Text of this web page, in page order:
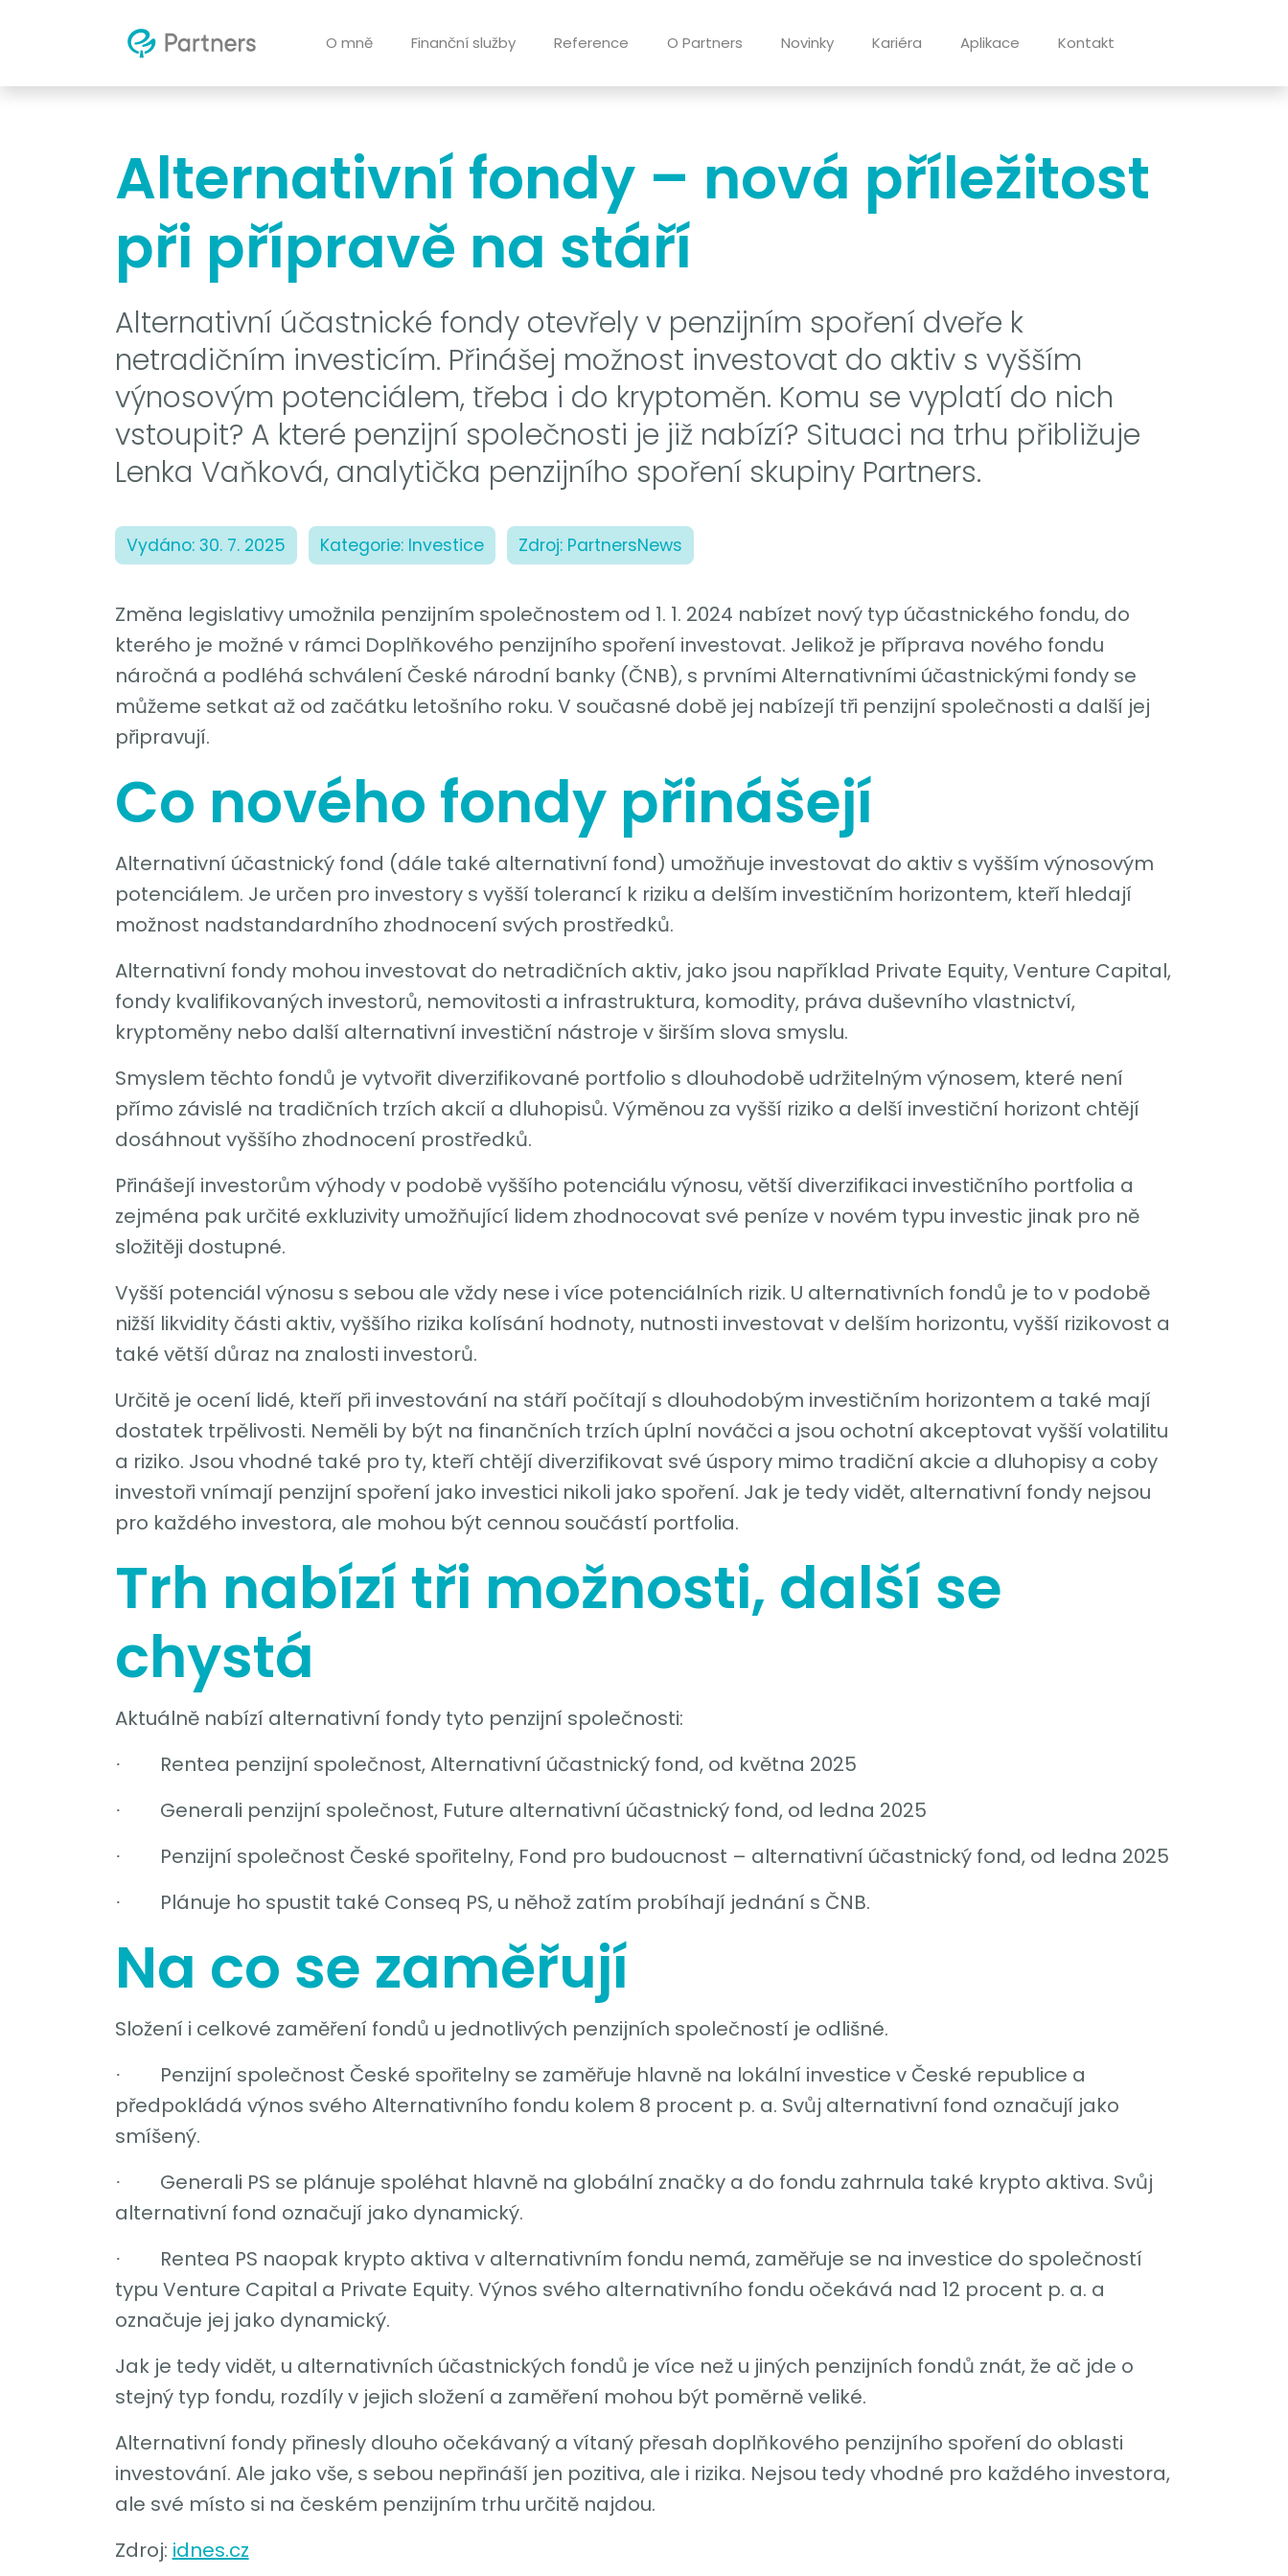
O mně Finanční služby Reference O Partners Novinky Kariéra Aplikace Kontakt
Alternativní fondy – nová příležitost
při přípravě na stáří
Alternativní účastnické fondy otevřely v penzijním spoření dveře k
netradičním investicím. Přinášej možnost investovat do aktiv s vyšším
výnosovým potenciálem, třeba i do kryptoměn. Komu se vyplatí do nich
vstoupit? A které penzijní společnosti je již nabízí? Situaci na trhu přibližuje
Lenka Vaňková, analytička penzijního spoření skupiny Partners.
Vydáno: 30. 7. 2025 Kategorie: Investice Zdroj: PartnersNews
Změna legislativy umožnila penzijním společnostem od 1. 1. 2024 nabízet nový typ účastnického fondu, do
kterého je možné v rámci Doplňkového penzijního spoření investovat. Jelikož je příprava nového fondu
náročná a podléhá schválení České národní banky (ČNB), s prvními Alternativními účastnickými fondy se
můžeme setkat až od začátku letošního roku. V současné době jej nabízejí tři penzijní společnosti a další jej
připravují.
Co nového fondy přinášejí
Alternativní účastnický fond (dále také alternativní fond) umožňuje investovat do aktiv s vyšším výnosovým
potenciálem. Je určen pro investory s vyšší tolerancí k riziku a delším investičním horizontem, kteří hledají
možnost nadstandardního zhodnocení svých prostředků.
Alternativní fondy mohou investovat do netradičních aktiv, jako jsou například Private Equity, Venture Capital,
fondy kvalifikovaných investorů, nemovitosti a infrastruktura, komodity, práva duševního vlastnictví,
kryptoměny nebo další alternativní investiční nástroje v širším slova smyslu.
Smyslem těchto fondů je vytvořit diverzifikované portfolio s dlouhodobě udržitelným výnosem, které není
přímo závislé na tradičních trzích akcií a dluhopisů. Výměnou za vyšší riziko a delší investiční horizont chtějí
dosáhnout vyššího zhodnocení prostředků.
Přinášejí investorům výhody v podobě vyššího potenciálu výnosu, větší diverzifikaci investičního portfolia a
zejména pak určité exkluzivity umožňující lidem zhodnocovat své peníze v novém typu investic jinak pro ně
složitěji dostupné.
Vyšší potenciál výnosu s sebou ale vždy nese i více potenciálních rizik. U alternativních fondů je to v podobě
nižší likvidity části aktiv, vyššího rizika kolísání hodnoty, nutnosti investovat v delším horizontu, vyšší rizikovost a
také větší důraz na znalosti investorů.
Určitě je ocení lidé, kteří při investování na stáří počítají s dlouhodobým investičním horizontem a také mají
dostatek trpělivosti. Neměli by být na finančních trzích úplní nováčci a jsou ochotní akceptovat vyšší volatilitu
a riziko. Jsou vhodné také pro ty, kteří chtějí diverzifikovat své úspory mimo tradiční akcie a dluhopisy a coby
investoři vnímají penzijní spoření jako investici nikoli jako spoření. Jak je tedy vidět, alternativní fondy nejsou
pro každého investora, ale mohou být cennou součástí portfolia.
Trh nabízí tři možnosti, další se
chystá
Aktuálně nabízí alternativní fondy tyto penzijní společnosti:
· Rentea penzijní společnost, Alternativní účastnický fond, od května 2025
· Generali penzijní společnost, Future alternativní účastnický fond, od ledna 2025
· Penzijní společnost České spořitelny, Fond pro budoucnost – alternativní účastnický fond, od ledna 2025
· Plánuje ho spustit také Conseq PS, u něhož zatím probíhají jednání s ČNB.
Na co se zaměřují
Složení i celkové zaměření fondů u jednotlivých penzijních společností je odlišné.
·
Penzijní společnost České spořitelny se zaměřuje hlavně na lokální investice v České republice a
předpokládá výnos svého Alternativního fondu kolem 8 procent p. a. Svůj alternativní fond označují jako
smíšený.
·
Generali PS se plánuje spoléhat hlavně na globální značky a do fondu zahrnula také krypto aktiva. Svůj
alternativní fond označují jako dynamický.
·
Rentea PS naopak krypto aktiva v alternativním fondu nemá, zaměřuje se na investice do společností
typu Venture Capital a Private Equity. Výnos svého alternativního fondu očekává nad 12 procent p. a. a
označuje jej jako dynamický.
Jak je tedy vidět, u alternativních účastnických fondů je více než u jiných penzijních fondů znát, že ač jde o
stejný typ fondu, rozdíly v jejich složení a zaměření mohou být poměrně veliké.
Alternativní fondy přinesly dlouho očekávaný a vítaný přesah doplňkového penzijního spoření do oblasti
investování. Ale jako vše, s sebou nepřináší jen pozitiva, ale i rizika. Nejsou tedy vhodné pro každého investora,
ale své místo si na českém penzijním trhu určitě najdou.
Zdroj: idnes.cz